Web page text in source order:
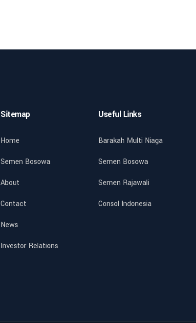
Sitemap
Home
Semen Bosowa
About
Contact
News
Investor Relations
Useful Links
Barakah Multi Niaga
Semen Bosowa
Semen Rajawali
Consol Indonesia